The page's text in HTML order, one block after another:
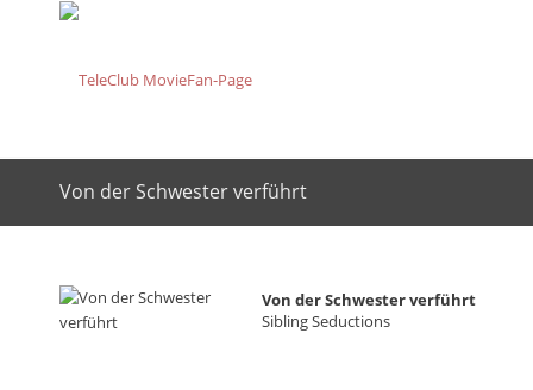
Von der Schwester verführt
Von der Schwester verführt
Sibling Seductions